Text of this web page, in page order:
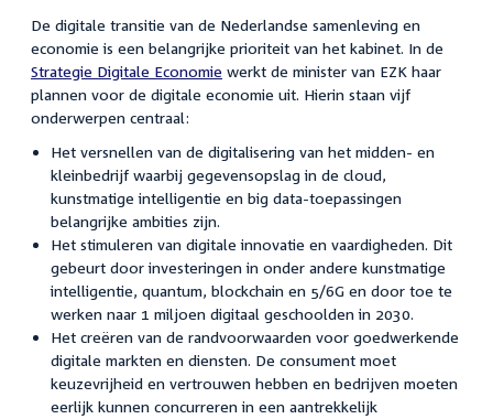
De digitale transitie van de Nederlandse samenleving en
economie is een belangrijke prioriteit van het kabinet. In de
Strategie Digitale Economie werkt de minister van EZK haar
plannen voor de digitale economie uit. Hierin staan vijf
onderwerpen centraal:
Het versnellen van de digitalisering van het midden- en
kleinbedrijf waarbij gegevensopslag in de cloud,
kunstmatige intelligentie en big data-toepassingen
belangrijke ambities zijn.
Het stimuleren van digitale innovatie en vaardigheden. Dit
gebeurt door investeringen in onder andere kunstmatige
intelligentie, quantum, blockchain en 5/6G en door toe te
werken naar 1 miljoen digitaal geschoolden in 2030.
Het creëren van de randvoorwaarden voor goedwerkende
digitale markten en diensten. De consument moet
keuzevrijheid en vertrouwen hebben en bedrijven moeten
eerlijk kunnen concurreren in een aantrekkelijk